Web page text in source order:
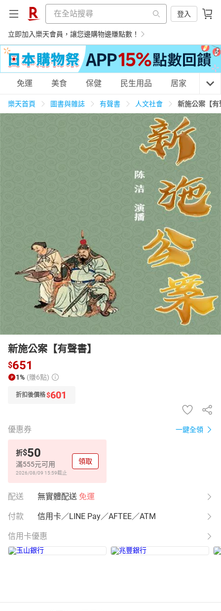
登入
立即加入樂天會員，讓您邊購物邊賺點數！
購物網分類
養生保健 民生用品
運動休閒 親子玩具
化妝保養 情趣用品
日本購物 電子/紙本書
HOT
免運 美食 保健 民生用品 居家 3C
樂天首頁 圖書與雜誌 有聲書 人文社會 新施公案【有
新施公案【有聲書】
$651
1% (賺6點)
折扣後價格$601
優惠券 一鍵全領
折$50
滿555元可用
2026/08/09 15:59截止
領取
配送 無實體配送 免運
付款 信用卡／LINE Pay／AFTEE／ATM
信用卡優惠